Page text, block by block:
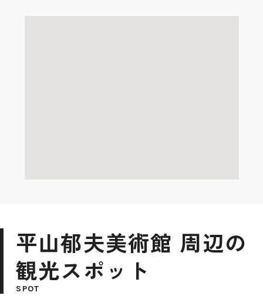
平山郁夫美術館 周辺の
観光スポット
SPOT